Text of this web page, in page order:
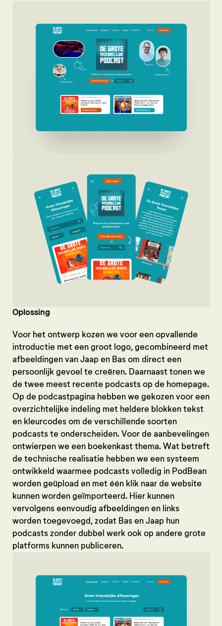
Oplossing
Voor het ontwerp kozen we voor een opvallende
introductie met een groot logo, gecombineerd met
afbeeldingen van Jaap en Bas om direct een
persoonlijk gevoel te creëren. Daarnaast tonen we
de twee meest recente podcasts op de homepage.
Op de podcastpagina hebben we gekozen voor een
overzichtelijke indeling met heldere blokken tekst
en kleurcodes om de verschillende soorten
podcasts te onderscheiden. Voor de aanbevelingen
ontwierpen we een boekenkast thema. Wat betreft
de technische realisatie hebben we een systeem
ontwikkeld waarmee podcasts volledig in PodBean
worden geüpload en met één klik naar de website
kunnen worden geïmporteerd. Hier kunnen
vervolgens eenvoudig afbeeldingen en links
worden toegevoegd, zodat Bas en Jaap hun
podcasts zonder dubbel werk ook op andere grote
platforms kunnen publiceren.